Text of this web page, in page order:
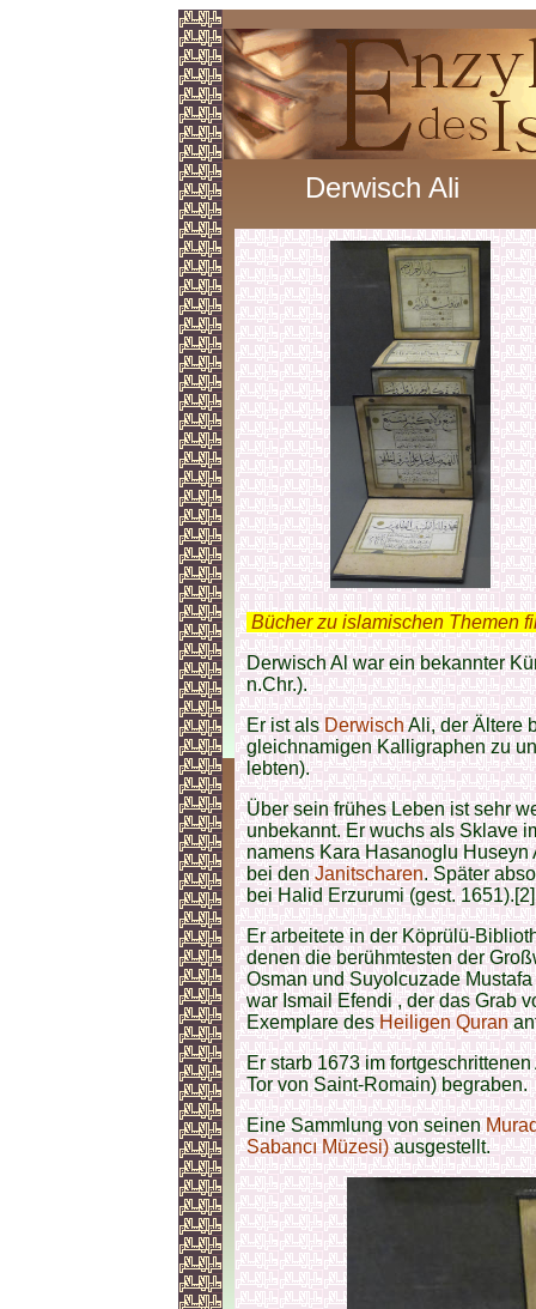
Derwisch Ali
Bücher zu islamischen Themen
Derwisch Al war ein bekannter
n.Chr.).
Er ist alsDerwischAli, der Ältere
gleichnamigen Kalligraphen zu
lebten).
Über sein frühes Leben ist sehr
unbekannt. Er wuchs als Sklave
namens Kara Hasanoglu Huseyn
bei denJanitscharen. Später
bei Halid Erzurumi (gest. 1651).[2]
Er arbeitete in der Köprülü-
denen die berühmtesten der
Osman und Suyolcuzade
war Ismail Efendi , der das Grab
Exemplare desHeiligen Quran
Er starb 1673 im
Tor von Saint-Romain) begraben.
Eine Sammlung von seinen
Sabancı Müzesi)ausgestellt.